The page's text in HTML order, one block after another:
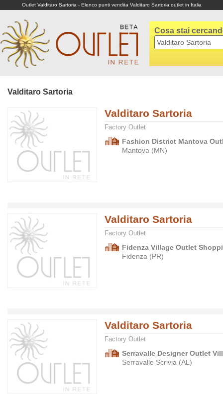
Outlet Valditaro Sartoria - Elenco punti vendita Valditaro Sartoria outlet in Italia
Cosa stai
Valditaro Sartoria
Valditaro Sartoria
Factory Outlet
Fashion District Mantova
Mantova (MN)
Valditaro Sartoria
Factory Outlet
Fidenza Village Outlet
Fidenza (PR)
Valditaro Sartoria
Factory Outlet
Serravalle Designer Outlet
Serravalle Scrivia (AL)